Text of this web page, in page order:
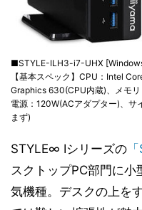
■STYLE-ILH3-i7-UHX
【基本スペック】CPU：Intel
Graphics 630(CPU内蔵)、メモリ
電源：120W(ACアダプター)、
まず)
STYLE∞ Iシリーズの
スクトップPC部門に小
気機種。デスクの上を